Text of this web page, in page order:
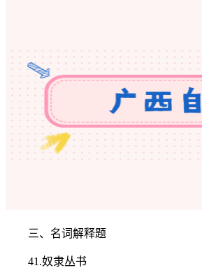
三、名词解释题
41.奴隶丛书